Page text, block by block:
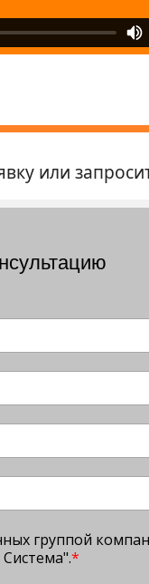
или
группой
*